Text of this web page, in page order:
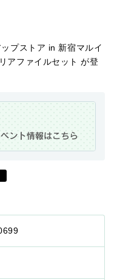
プストア in 新宿マルイ
アファイルセット が登